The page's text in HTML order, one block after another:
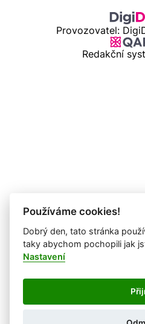
Provozovatel:
Redakční
Používáme cookies!
Dobrý den, tato stránka
taky abychom pochopili jak
Nastavení